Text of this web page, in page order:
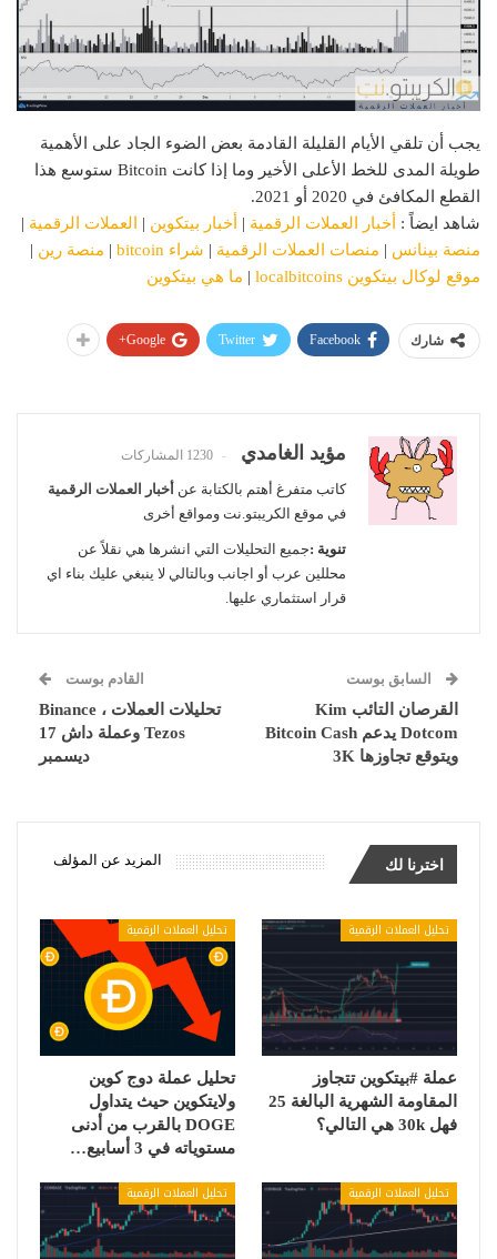
يجب أن تلقي الأيام القليلة القادمة بعض الضوء الجاد على الأهمية
طويلة المدى للخط الأعلى الأخير وما إذا كانت Bitcoin ستوسع هذا
القطع المكافئ في 2020 أو 2021.
شاهد ايضاً : أخبار العملات الرقمية | أخبار بيتكوين | العملات الرقمية |
منصة بينانس | منصات العملات الرقمية | شراء bitcoin | منصة رين |
موقع لوكال بيتكوين localbitcoins
| ما هي بيتكوين
شارك Facebook
Twitter
Google+
مؤيد الغامدي 1230 المشاركات
كاتب متفرغ أهتم بالكتابة عن أخبار العملات الرقمية
في موقع الكريبتو.نت ومواقع أخرى
تنوية :جميع التحليلات التي انشرها هي نقلاً عن
محللين عرب أو اجانب وبالتالي لا ينبغي عليك بناء اي
قرار استثماري عليها.
السابق بوست
القرصان التائب Kim
Dotcom يدعم Bitcoin Cash
ويتوقع تجاوزها 3K
القادم بوست
تحليلات العملات Binance ،
Tezos وعملة داش 17
ديسمبر
اخترنا لك المزيد عن المؤلف
تحليل العملات الرقمية
عملة #بيتكوين تتجاوز
المقاومة الشهرية البالغة 25
فهل 30k هي التالي؟
تحليل العملات الرقمية
تحليل عملة دوج كوين
ولايتكوين حيث يتداول
DOGE بالقرب من أدنى
مستوياته في 3 أسابيع…
تحليل العملات الرقمية تحليل العملات الرقمية